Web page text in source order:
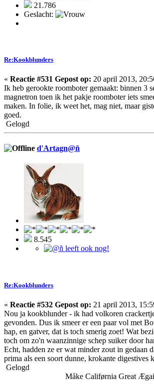
21.786
Geslacht:
Re:Kookblunders
« Reactie #531 Gepost op: 20 april 2013,
Ik heb gerookte roomboter gemaakt: binnen 3
magnetron toen ik het pakje roomboter iets
maken. In folie, ik weet het, mag niet, maar
goed.
Gelogd
d'Artagn@ñ
8.545
Re:Kookblunders
« Reactie #532 Gepost op: 21 april 2013,
Nou ja kookblunder - ik had volkoren
gevonden. Dus ik smeer er een paar vol met
hap, en gatver, dat is toch smerig zoet! Wat
toch om zo'n waanzinnige schep suiker door
Echt, hadden ze er wat minder zout in gedaan
prima als een soort dunne, krokante digestives
Gelogd
Måke Califørnia Great